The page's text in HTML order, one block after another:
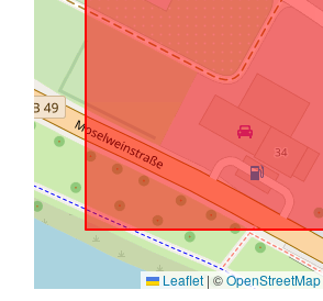
Leaflet | ©OpenStreetMap